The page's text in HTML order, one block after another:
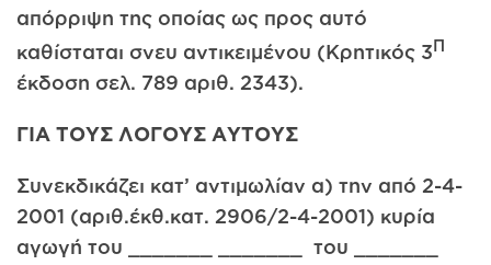
απόρριψη της οποίας ως προς αυτό
καθίσταται σνευ αντικειμένου (Κρητικός 3Π
έκδοση σελ. 789 αριθ. 2343).
ΓΙΑ ΤΟΥΣ ΛΟΓΟΥΣ ΑΥΤΟΥΣ
Συνεκδικάζει κατ’ αντιμωλίαν α) την από 2-4-
2001 (αριθ.έκθ.κατ. 2906/2-4-2001) κυρία
αγωγή του _______ _______ του _______